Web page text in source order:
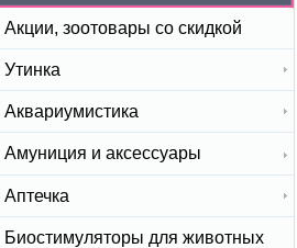
Акции, зоотовары со скидкой
Утинка
Аквариумистика
Амуниция и аксессуары
Аптечка
Биостимуляторы для животных